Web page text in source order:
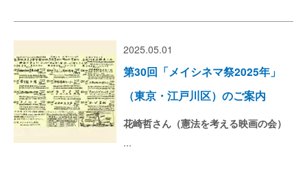
2025.05.01
第30回「メイシネマ祭2025年」
（東京・江戸川区）のご案内
花崎哲さん（憲法を考える映画の会）
...